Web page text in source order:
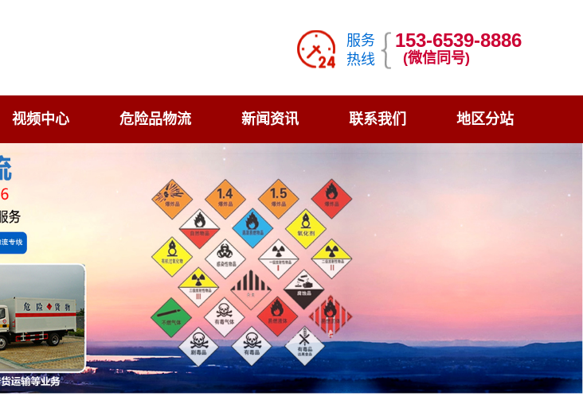
服务
热线
153-6539-8886
(微信同号)
视频中心 危险品物流 新闻资讯 联系我们 地区分站